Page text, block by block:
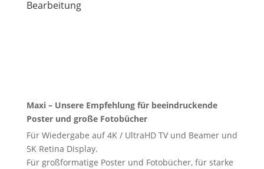
Bearbeitung
Maxi – Unsere Empfehlung für beeindruckende
Poster und große Fotobücher
Für Wiedergabe auf 4K / UltraHD TV und Beamer und
5K Retina Display.
Für großformatige Poster und Fotobücher, für starke